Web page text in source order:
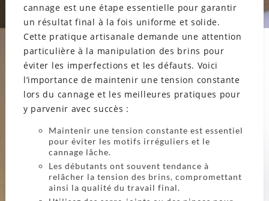
cannage est une étape essentielle pour garantir
un résultat final à la fois uniforme et solide.
Cette pratique artisanale demande une attention
particulière à la manipulation des brins pour
éviter les imperfections et les défauts. Voici
l’importance de maintenir une tension constante
lors du cannage et les meilleures pratiques pour
y parvenir avec succès :
Maintenir une tension constante est essentiel
pour éviter les motifs irréguliers et le
cannage lâche.
Les débutants ont souvent tendance à
relâcher la tension des brins, compromettant
ainsi la qualité du travail final.